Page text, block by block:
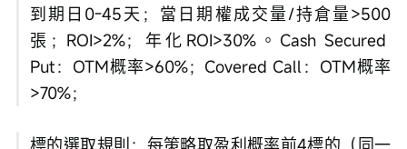
到期日0-45天；當日期權成交量/持倉量>500
張；ROI>2%；年化ROI>30%。Cash Secured
Put：OTM概率>60%；Covered Call：OTM概率
>70%；
標的選取規則：每策略取盈利概率前4標的（同一